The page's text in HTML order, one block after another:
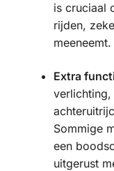
is cruciaal
rijden,
meeneemt.
Extra
verlichting,
Sommige
een
uitgerust